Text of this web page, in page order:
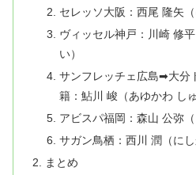
セレッソ大阪：西尾 隆矢（
ヴィッセル神戸：川崎 修
い）
サンフレッチェ広島➡大分
籍：鮎川 峻（あゆかわ しゅ
アビスパ福岡：森山 公弥（
サガン鳥栖：西川 潤（にし
まとめ